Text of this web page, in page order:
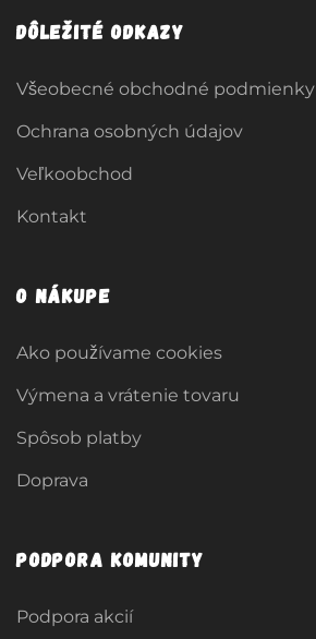
Dôležité odkazy
Všeobecné obchodné podmienky
Ochrana osobných údajov
Veľkoobchod
Kontakt
O nákupe
Ako používame cookies
Výmena a vrátenie tovaru
Spôsob platby
Doprava
Podpora komunity
Podpora akcií